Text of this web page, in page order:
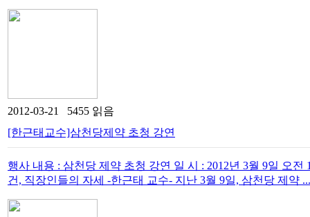
2012-03-21 5455 읽음
[한근태교수]삼천당제약 초청 강연
행사 내용 : 삼천당 제약 초청 강연 일 시 : 2012년 3월 9일 오
건, 직장인들의 자세 -한근태 교수- 지난 3월 9일, 삼천당 제약 ...